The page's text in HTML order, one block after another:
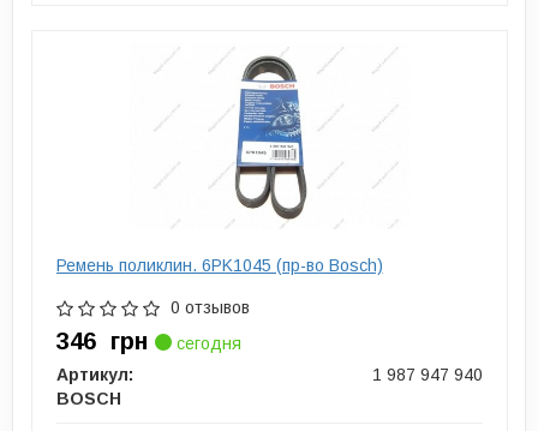
Ремень поликлин. 6PK1045 (пр-во Bosch)
0 отзывов
346 грн
сегодня
Артикул:
1 987 947 940
BOSCH